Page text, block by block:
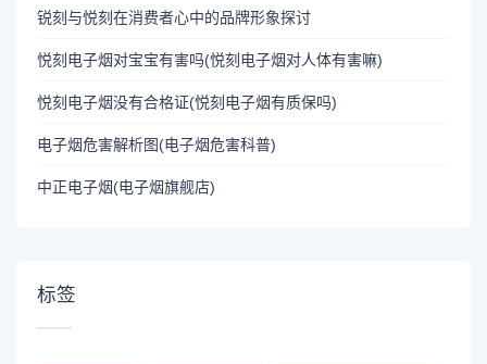
锐刻与悦刻在消费者心中的品牌形象探讨
悦刻电子烟对宝宝有害吗(悦刻电子烟对人体有害嘛)
悦刻电子烟没有合格证(悦刻电子烟有质保吗)
电子烟危害解析图(电子烟危害科普)
中正电子烟(电子烟旗舰店)
标签